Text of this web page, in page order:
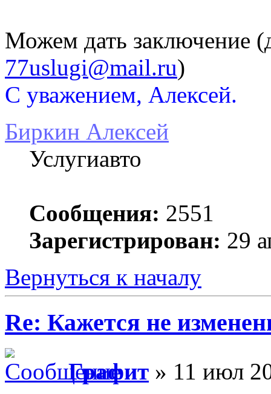
Можем дать заключение
77uslugi@mail.ru)
С уважением, Алексей.
Биркин Алексей
Услугиавто
Сообщения: 2551
Зарегистрирован: 29
Вернуться к началу
Re: Кажется не
Графит » 11 июл